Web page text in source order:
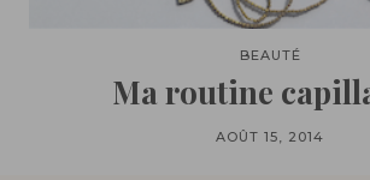
BEAUTÉ
Ma routine
AOÛT 15, 2014